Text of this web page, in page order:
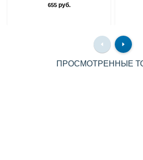
655руб.
ПРОСМОТРЕННЫЕ